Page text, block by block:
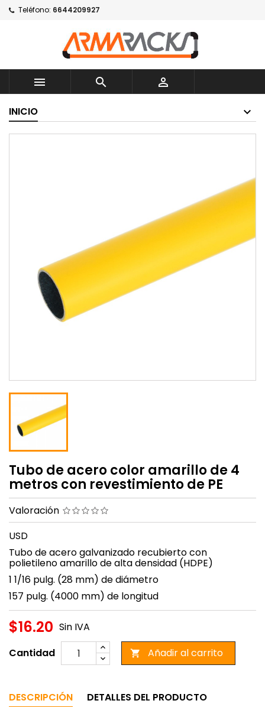
Teléfono: 6644209927
  
INICIO
Tubo de acero color amarillo de 4
metros con revestimiento de PE
Valoración
USD
Tubo de acero galvanizado recubierto con
polietileno amarillo de alta densidad (HDPE)
1 1/16 pulg. (28 mm) de diámetro
157 pulg. (4000 mm) de longitud
$16.20 Sin IVA
Cantidad
 Añadir al carrito
DESCRIPCIÓN
DETALLES DEL PRODUCTO